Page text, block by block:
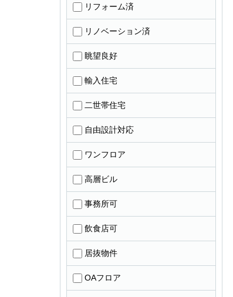
リフォーム済
リノベーション済
眺望良好
輸入住宅
二世帯住宅
自由設計対応
ワンフロア
高層ビル
事務所可
飲食店可
居抜物件
OAフロア